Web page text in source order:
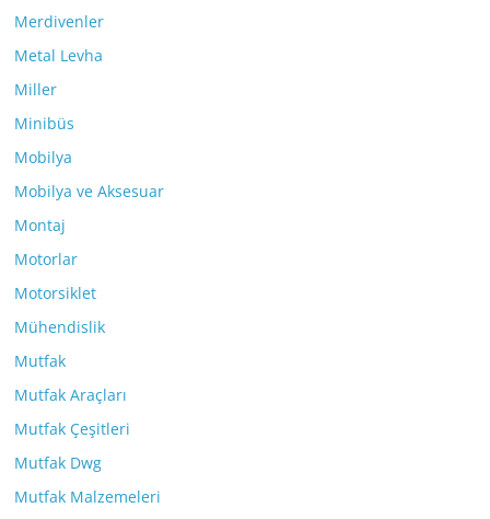
Merdivenler
Metal Levha
Miller
Minibüs
Mobilya
Mobilya ve Aksesuar
Montaj
Motorlar
Motorsiklet
Mühendislik
Mutfak
Mutfak Araçları
Mutfak Çeşitleri
Mutfak Dwg
Mutfak Malzemeleri